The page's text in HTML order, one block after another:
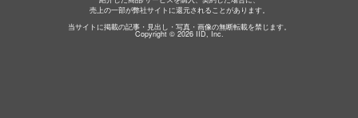
売上の一部が弊社サイトに還元されることがあります。
当サイトに掲載の記事・見出し・写真・画像の無断転載を禁じます。
Copyright © 2026 IID, Inc.